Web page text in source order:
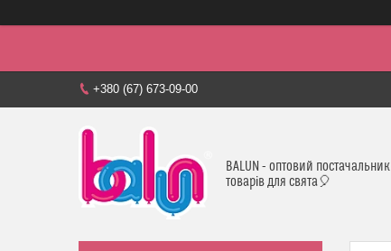
+380 (67) 673-09-00
BALUN - оптовий постачальник
товарів для свята🎈